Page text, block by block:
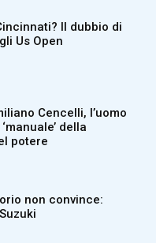
Il dubbio di
Us Open
Cencelli, l’uomo
della
potere
non convince: